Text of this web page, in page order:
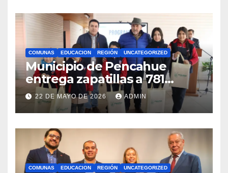
COMUNAS EDUCACION REGIÓN UNCATEGORIZED
Municipio de Pencahue
entrega zapatillas a 781
estudiantes con recursos del
Royalty Minero
22 DE MAYO DE 2026 ADMIN
COMUNAS EDUCACION REGIÓN UNCATEGORIZED